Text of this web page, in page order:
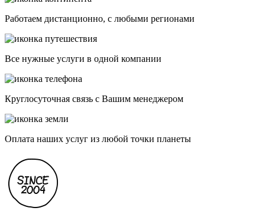
Работаем дистанционно, с любыми регионами
Все нужные услуги в одной компании
Круглосуточная связь с Вашим менеджером
Оплата наших услуг из любой точки планеты